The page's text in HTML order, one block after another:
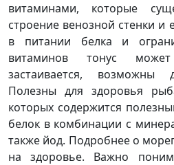
витаминами, которые
строение венозной стенки и
в питании белка и
витаминов тонус
застаивается, возможны
Полезны для здоровья
которых содержится
белок в комбинации с
также йод. Подробнее о
на здоровье. Важно